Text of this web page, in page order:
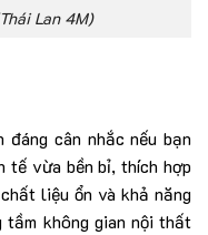
Lan 4M)
cân nhắc nếu bạn
tế vừa bền bỉ, thích hợp
liệu ổn và khả năng
tầm không gian nội thất